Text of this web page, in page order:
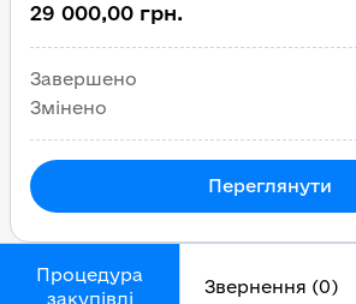
Процедура
закупівлі
Звернення (0)
29 000,00 грн.
Завершено
Змінено
Переглянути